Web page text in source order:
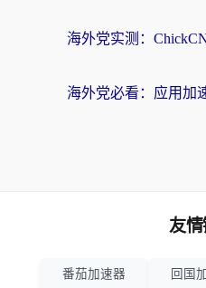
友情
番茄加速器 回国